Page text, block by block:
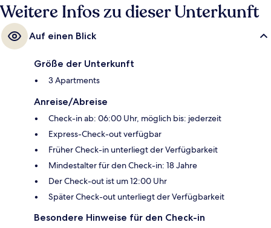
Weitere Infos zu dieser Unterkunft
Auf einen Blick
Größe der Unterkunft
3 Apartments
Anreise/Abreise
Check-in ab: 06:00 Uhr, möglich bis: jederzeit
Express-Check-out verfügbar
Früher Check-in unterliegt der Verfügbarkeit
Mindestalter für den Check-in: 18 Jahre
Der Check-out ist um 12:00 Uhr
Später Check-out unterliegt der Verfügbarkeit
Besondere Hinweise für den Check-in